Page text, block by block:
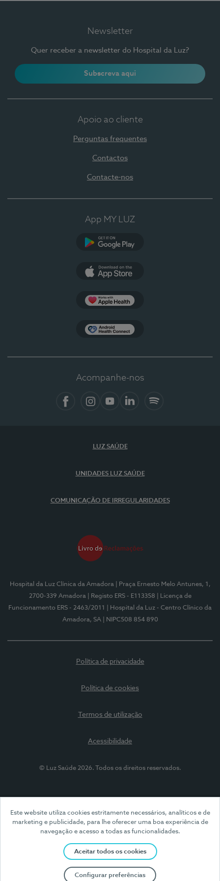
Este website utiliza cookies estritamente necessários, analíticos e de
marketing e publicidade, para lhe oferecer uma boa experiência de
navegação e acesso a todas as funcionalidades.
Aceitar todos os cookies
Configurar preferências
Newsletter
Quer receber a newsletter do Hospital da Luz?
Subscreva aqui
Apoio ao cliente
Perguntas frequentes
Contactos
Contacte-nos
App MY LUZ
Acompanhe-nos
LUZ SAÚDE
UNIDADES LUZ SAÚDE
COMUNICAÇÃO DE IRREGULARIDADES
Hospital da Luz Clínica da Amadora
| Praça Ernesto Melo Antunes, 1,
2700-339 Amadora
| Registo ERS - E113358
| Licença de
Funcionamento ERS - 2463/2011
| Hospital da Luz - Centro Clínico da
Amadora, SA
| NIPC508 854 890
Política de privacidade
Política de cookies
Termos de utilização
Acessibilidade
© Luz Saúde 2026. Todos os direitos reservados.